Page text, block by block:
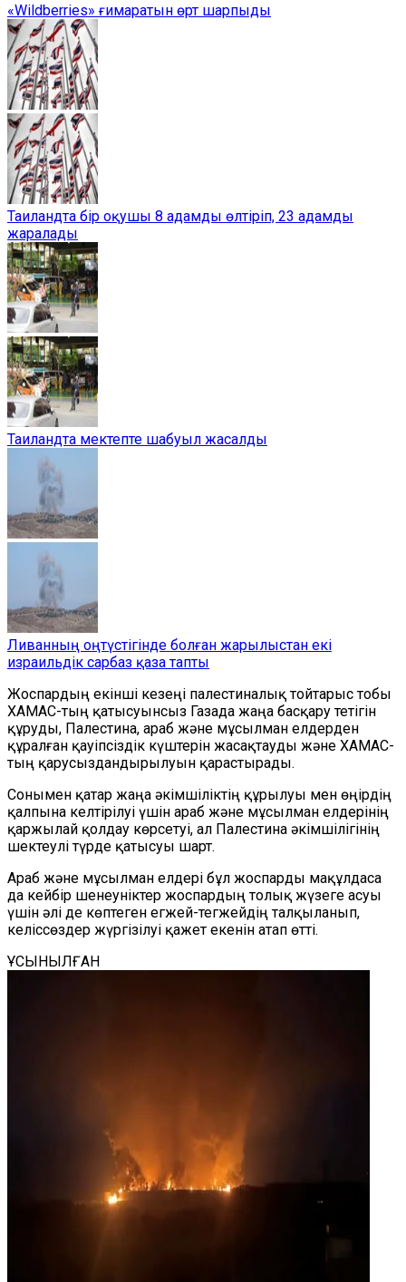
«Wildberries» ғимаратын өрт шарпыды
Таиландта бір оқушы 8 адамды өлтіріп, 23 адамды
жаралады
Таиландта мектепте шабуыл жасалды
Ливанның оңтүстігінде болған жарылыстан екі
израильдік сарбаз қаза тапты
Жоспардың екінші кезеңі палестиналық тойтарыс тобы
ХАМАС-тың қатысуынсыз Газада жаңа басқару тетігін
құруды, Палестина, араб және мұсылман елдерден
құралған қауіпсіздік күштерін жасақтауды және ХАМАС-
тың қарусыздандырылуын қарастырады.
Сонымен қатар жаңа әкімшіліктің құрылуы мен өңірдің
қалпына келтірілуі үшін араб және мұсылман елдерінің
қаржылай қолдау көрсетуі, ал Палестина әкімшілігінің
шектеулі түрде қатысуы шарт.
Араб және мұсылман елдері бұл жоспарды мақұлдаса
да кейбір шенеуніктер жоспардың толық жүзеге асуы
үшін әлі де көптеген егжей-тегжейдің талқыланып,
келіссөздер жүргізілуі қажет екенін атап өтті.
ҰСЫНЫЛҒАН